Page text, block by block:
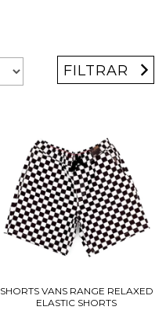
FILTRAR
SHORTS VANS RANGE RELAXED
ELASTIC SHORTS